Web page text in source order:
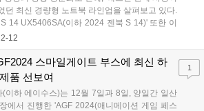
던 최신 경량형 노트북 라인업을 살펴보고 있다.
14 UX5406SA(이하 2024 젠북 S 14)' 또한 이
인데, 젠북 고유의 세련된 상판 재질과 디자인,
욱 관심이 생겼다. 2024 젠북 S 14는 최신 인텔
재한 초경량 AI 비즈니스 노트북이다. 최대 인텔
세서(시리즈 2)를 탑재할 수 있으며 32GB의
메모리, 1TB의 4.0 NVME SSD를 지원한다....
12
스마일게이트 부스에 최신 하
품 선보여
(이하 에이수스)는 12월 7일과 8일, 양일간 일산
에서 진행한 'AGF 2024(애니메이션 게임 페스
1